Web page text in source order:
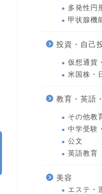
多発性円
甲状腺機
投資・自己
仮想通貨
米国株・
教育・英語
その他教
中学受験
公文
英語教育
美容
エステ・